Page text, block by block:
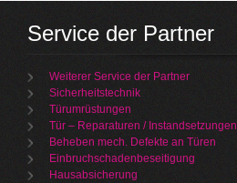
Service der Partner
Weiterer Service der Partner
Sicherheitstechnik
Türumrüstungen
Tür – Reparaturen / Instandsetzungen
Beheben mech. Defekte an Türen
Einbruchschadenbeseitigung
Hausabsicherung